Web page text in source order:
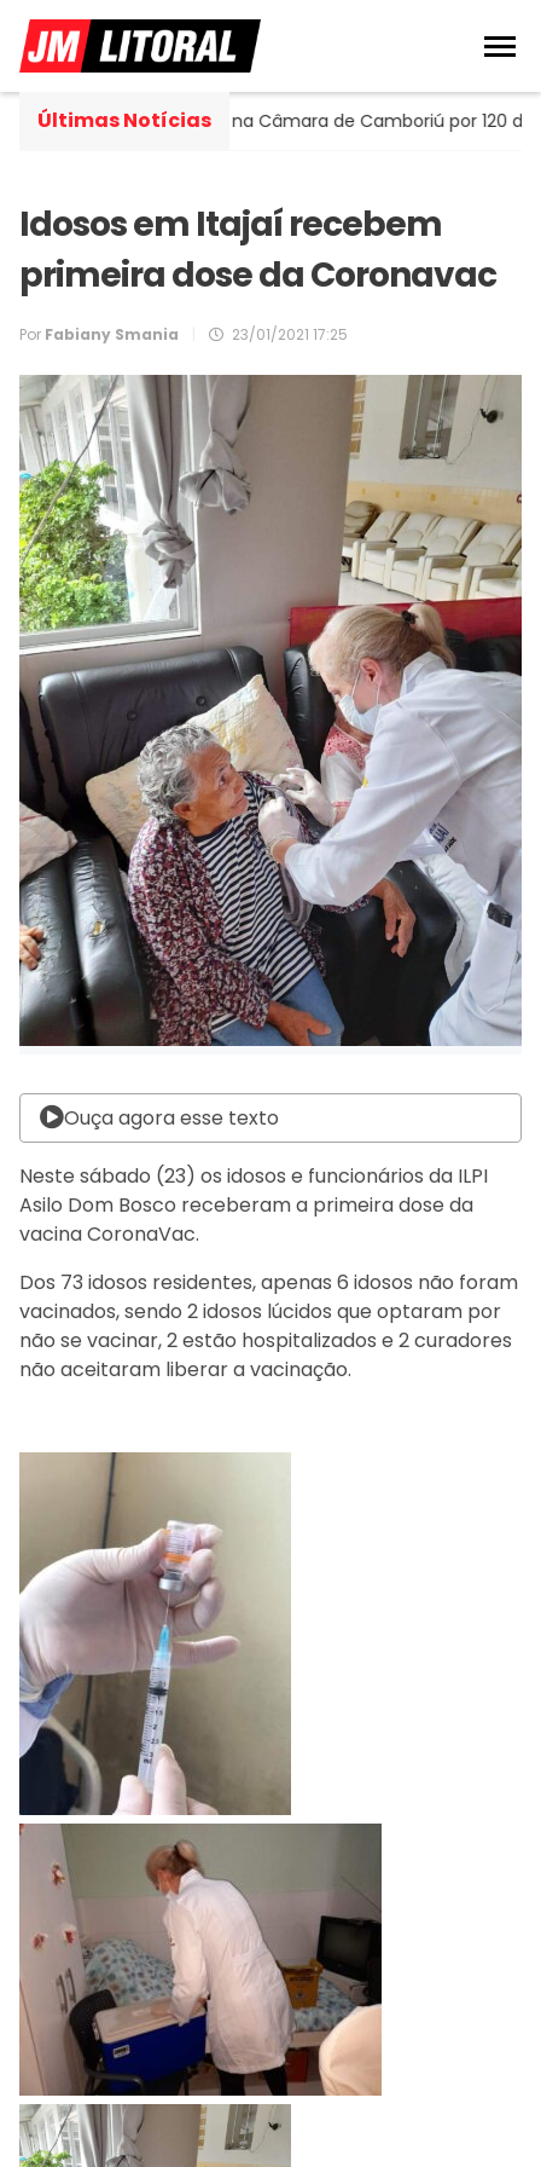
Últimas Notícias
assume cadeira na Câmara de Camboriú por 120 dias
Idosos em Itajaí recebem
primeira dose da Coronavac
Por Fabiany Smania 23/01/2021 17:25
Ouça agora esse texto
Neste sábado (23) os idosos e funcionários da ILPI
Asilo Dom Bosco receberam a primeira dose da
vacina CoronaVac.
Dos 73 idosos residentes, apenas 6 idosos não foram
vacinados, sendo 2 idosos lúcidos que optaram por
não se vacinar, 2 estão hospitalizados e 2 curadores
não aceitaram liberar a vacinação.